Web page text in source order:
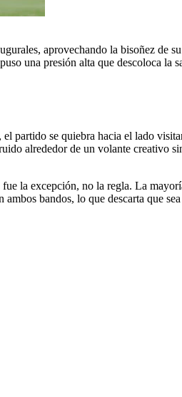
aprovechando la bisoñez de
una presión alta que descoloca la
partido se quiebra hacia el lado
alrededor de un volante creativo
la excepción, no la regla. La
bandos, lo que descarta que